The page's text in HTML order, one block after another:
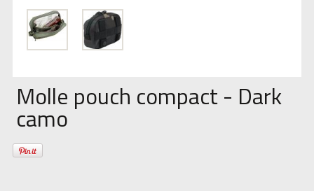
Molle pouch compact - Dark
camo